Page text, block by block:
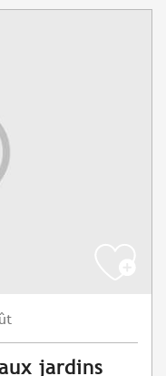
jardins